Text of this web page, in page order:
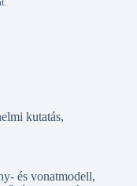
kutatás,
és vonatmodell,